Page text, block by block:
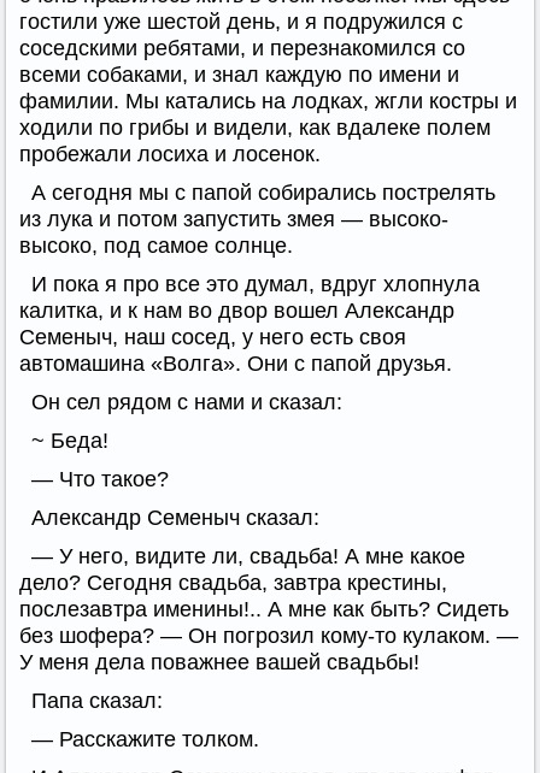
гостили уже шестой день, и я подружился с
соседскими ребятами, и перезнакомился со
всеми собаками, и знал каждую по имени и
фамилии. Мы катались на лодках, жгли костры и
ходили по грибы и видели, как вдалеке полем
пробежали лосиха и лосенок.
А сегодня мы с папой собирались пострелять
из лука и потом запустить змея — высоко-
высоко, под самое солнце.
И пока я про все это думал, вдруг хлопнула
калитка, и к нам во двор вошел Александр
Семеныч, наш сосед, у него есть своя
автомашина «Волга». Они с папой друзья.
Он сел рядом с нами и сказал:
~ Беда!
— Что такое?
Александр Семеныч сказал:
— У него, видите ли, свадьба! А мне какое
дело? Сегодня свадьба, завтра крестины,
послезавтра именины!.. А мне как быть? Сидеть
без шофера? — Он погрозил кому-то кулаком. —
У меня дела поважнее вашей свадьбы!
Папа сказал:
— Расскажите толком.